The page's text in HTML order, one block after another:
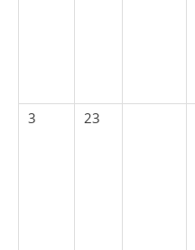
3
23